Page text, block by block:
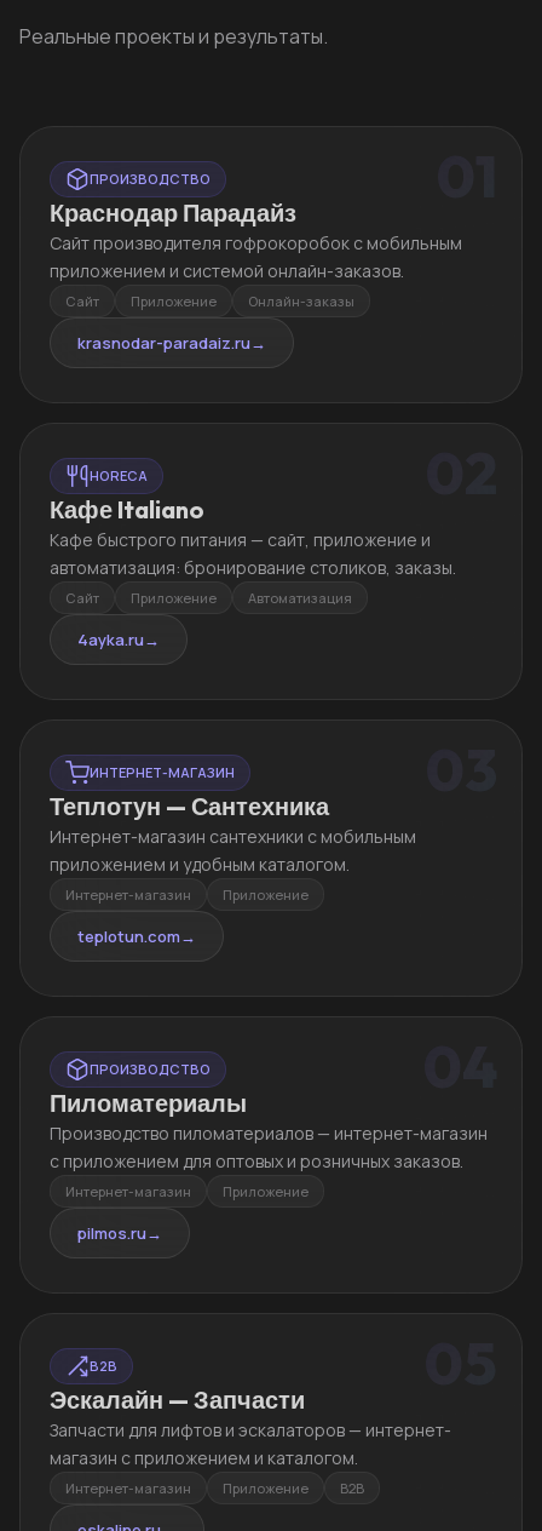
Реальные проекты и результаты.
ПРОИЗВОДСТВО
Краснодар Парадайз
Сайт производителя гофрокоробок с мобильным
приложением и системой онлайн-заказов.
Сайт Приложение Онлайн-заказы
krasnodar-paradaiz.ru→
HORECA
Кафе Italiano
Кафе быстрого питания — сайт, приложение и
автоматизация: бронирование столиков, заказы.
Сайт Приложение Автоматизация
4ayka.ru→
ИНТЕРНЕТ-МАГАЗИН
Теплотун — Сантехника
Интернет-магазин сантехники с мобильным
приложением и удобным каталогом.
Интернет-магазин Приложение
teplotun.com→
ПРОИЗВОДСТВО
Пиломатериалы
Производство пиломатериалов — интернет-магазин
с приложением для оптовых и розничных заказов.
Интернет-магазин Приложение
pilmos.ru→
B2B
Эскалайн — Запчасти
Запчасти для лифтов и эскалаторов — интернет-
магазин с приложением и каталогом.
Интернет-магазин Приложение B2B